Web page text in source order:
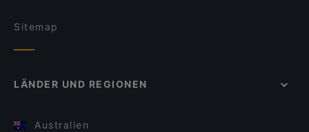
Sitemap
LÄNDER UND REGIONEN
Australien